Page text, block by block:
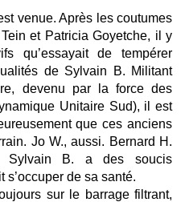
venue. Après les coutumes
et Patricia Goyetche, il y
qu’essayait de tempérer
de Sylvain B. Militant
devenu par la force des
Unitaire Sud), il est
que ces anciens
Jo W., aussi. Bernard H.
Sylvain B. a des soucis
s’occuper de sa santé.
sur le barrage filtrant,